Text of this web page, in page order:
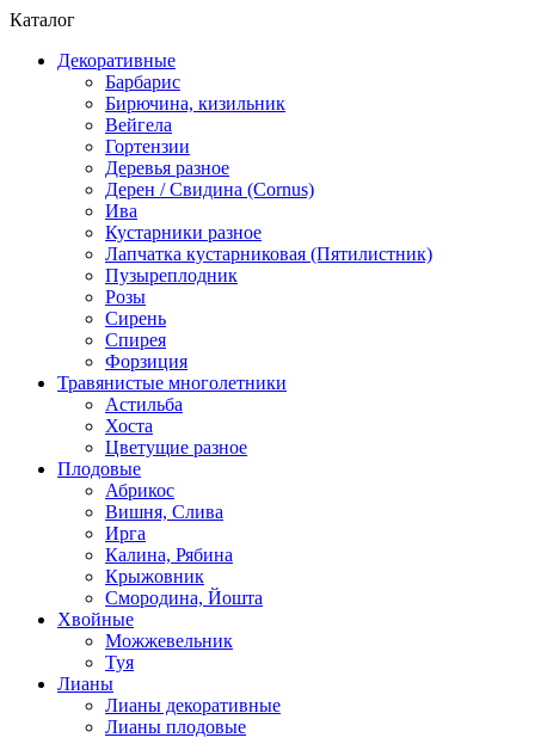
Каталог
Декоративные
Барбарис
Бирючина, кизильник
Вейгела
Гортензии
Деревья разное
Дерен / Свидина (Cornus)
Ива
Кустарники разное
Лапчатка кустарниковая (Пятилистник)
Пузыреплодник
Розы
Сирень
Спирея
Форзиция
Травянистые многолетники
Астильба
Хоста
Цветущие разное
Плодовые
Абрикос
Вишня, Слива
Ирга
Калина, Рябина
Крыжовник
Смородина, Йошта
Хвойные
Можжевельник
Туя
Лианы
Лианы декоративные
Лианы плодовые